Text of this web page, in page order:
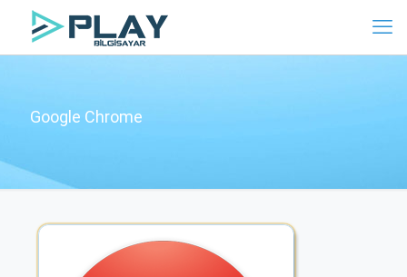
Google Chrome